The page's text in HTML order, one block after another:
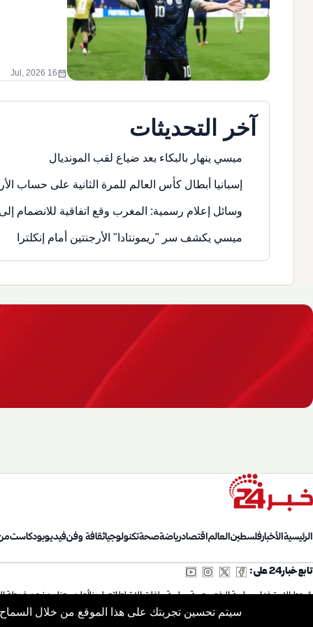
calendar_month
16 Jul, 2026
آخر التحديثات
ميسي ينهار بالبكاء بعد ضياع لقب المونديال
إسبانيا أبطال كأس العالم للمرة الثانية على حساب
وسائل إعلام رسمية: المغرب وقع اتفاقية للانضمام
ميسي يكشف سر "ريمونتادا" الأرجنتين أمام إنكلترا
الرئيسيةالأخبارفلسطينالعالماقتصادرياضةصحةتكنولوجياثقافة وفنفيديوبودكاست
تابع خبار24 على:
شروط الاستخدامسياسة الخصوصيةسياسة ملفات الارتباطاتصل بناأعلن معنامن نحنخريطة
سيتم تحسين تجربتك على هذا الموقع من خلال السماح